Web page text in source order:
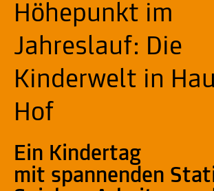
Höhepunkt im
Jahreslauf: Die
Kinderwelt in
Hof
Ein Kindertag
mit spannenden